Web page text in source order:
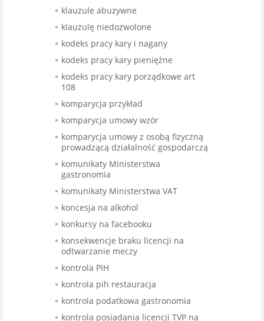
klauzule abuzywne
klauzulę niedozwolone
kodeks pracy kary i nagany
kodeks pracy kary pieniężne
kodeks pracy kary porządkowe art
108
komparycja przykład
komparycja umowy wzór
komparycja umowy z osobą fizyczną
prowadzącą działalność gospodarczą
komunikaty Ministerstwa
gastronomia
komunikaty Ministerstwa VAT
koncesja na alkohol
konkursy na facebooku
konsekwencje braku licencji na
odtwarzanie meczy
kontrola PIH
kontrola pih restauracja
kontrola podatkowa gastronomia
kontrola posiadania licencji TVP na